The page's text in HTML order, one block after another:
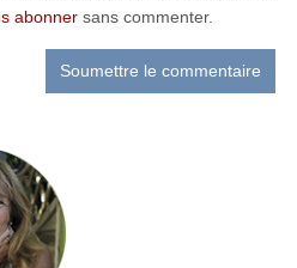
abonnersans commenter.